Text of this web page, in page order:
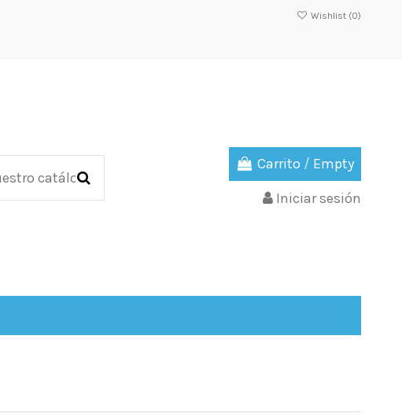
Wishlist (0)
Carrito / Empty
Iniciar sesión